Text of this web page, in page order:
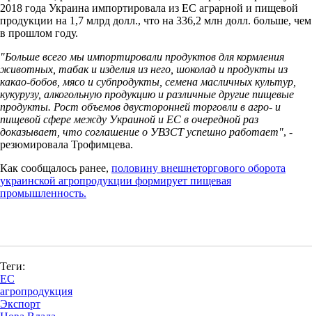
2018 года Украина импортировала из ЕС аграрной и пищевой
продукции на 1,7 млрд долл., что на 336,2 млн долл. больше, чем
в прошлом году.
"Больше всего мы импортировали продуктов для кормления
животных, табак и изделия из него, шоколад и продукты из
какао-бобов, мясо и субпродукты, семена масличных культур,
кукурузу, алкогольную продукцию и различные другие пищевые
продукты. Рост объемов двусторонней торговли в агро- и
пищевой сфере между Украиной и ЕС в очередной раз
доказывает, что соглашение о УВЗСТ успешно работает", -
резюмировала Трофимцева.
Как сообщалось ранее, половину внешнеторгового оборота
украинской агропродукции формирует пищевая
промышленность.
Теги:
ЕС
агропродукция
Экспорт